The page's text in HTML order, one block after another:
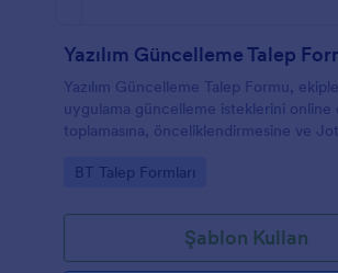
Yazılım Güncelleme Talep
Yazılım Güncelleme Talep Formu,
uygulama güncelleme isteklerini online
toplamasına, önceliklendirmesine ve
yardımcı olur.
Go to Category:
BT Talep Formları
Şablon Kullan